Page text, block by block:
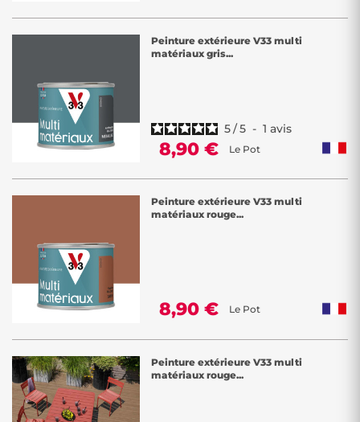
Peinture extérieure V33 multi
matériaux gris...
5/5 - 1 avis
8,90 € Le Pot
Peinture extérieure V33 multi
matériaux rouge...
8,90 € Le Pot
Peinture extérieure V33 multi
matériaux rouge...